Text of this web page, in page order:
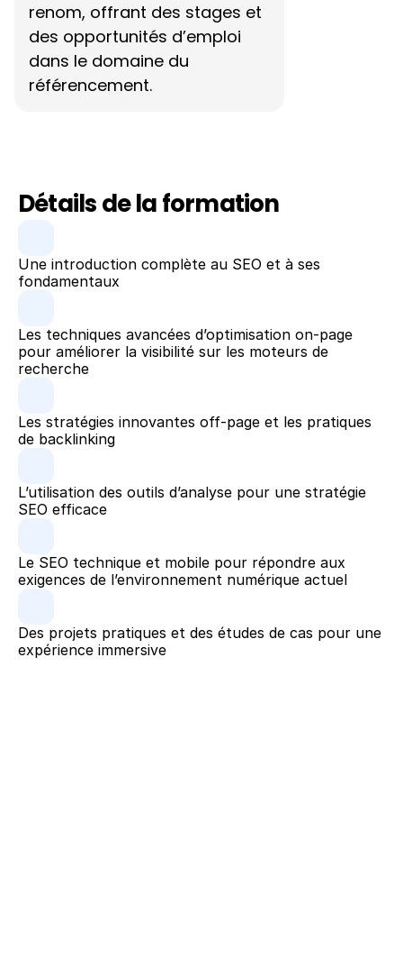
renom, offrant des stages et
des opportunités d’emploi
dans le domaine du
référencement.
Détails de la formation
Une introduction complète au SEO et à ses
fondamentaux
Les techniques avancées d’optimisation on-page
pour améliorer la visibilité sur les moteurs de
recherche
Les stratégies innovantes off-page et les pratiques
de backlinking
L’utilisation des outils d’analyse pour une stratégie
SEO efficace
Le SEO technique et mobile pour répondre aux
exigences de l’environnement numérique actuel
Des projets pratiques et des études de cas pour une
expérience immersive